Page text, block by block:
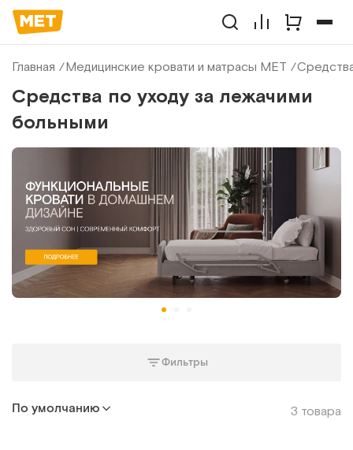
Главная Медицинские кровати и матрасы МЕТ
Средства по уходу за лежачими
больными
Фильтры
По умолчанию 3 товара